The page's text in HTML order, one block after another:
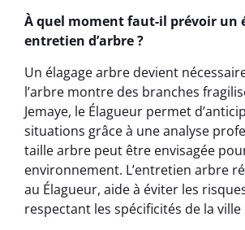
À quel moment faut-il prévoir un
entretien d’arbre ?
Un élagage arbre devient
l’arbre montre des branches
Jemaye, le Élagueur permet
situations grâce à une analyse
taille arbre peut être envisagée
environnement. L’entretien arbre
au Élagueur, aide à éviter les
respectant les spécificités de la ville